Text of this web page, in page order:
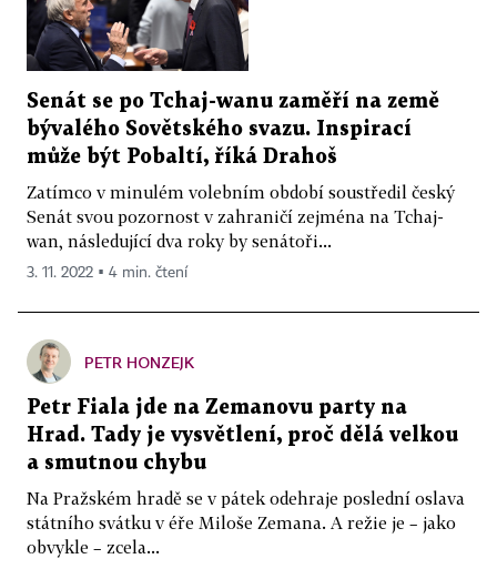
Senát se po Tchaj-wanu zaměří na země
bývalého Sovětského svazu. Inspirací
může být Pobaltí, říká Drahoš
Zatímco v minulém volebním období soustředil český
Senát svou pozornost v zahraničí zejména na Tchaj-
wan, následující dva roky by senátoři...
3. 11. 2022 ▪ 4 min. čtení
PETR HONZEJK
Petr Fiala jde na Zemanovu party na
Hrad. Tady je vysvětlení, proč dělá velkou
a smutnou chybu
Na Pražském hradě se v pátek odehraje poslední oslava
státního svátku v éře Miloše Zemana. A režie je – jako
obvykle – zcela...